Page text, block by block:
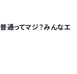
通ってマジ？みんなエ